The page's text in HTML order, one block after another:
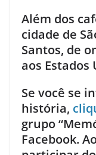
Além dos
cidade de
Santos, de
aos Estados
Se você se
história,
grupo
Facebook.